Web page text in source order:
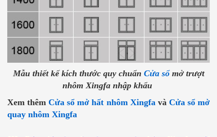
Mẫu thiết kế kích thước quy chuẩn Cửa sổmở trượt
nhôm Xingfa nhập khẩu
Xem thêm Cửa sổ mở hất nhôm Xingfa và Cửa sổ mở
quay nhôm Xingfa